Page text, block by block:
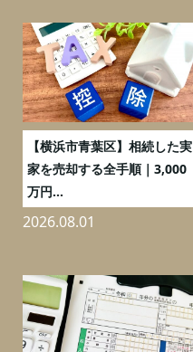
【横浜市青葉区】相続した実
家を売却する全手順｜3,000
万円...
2026.08.01